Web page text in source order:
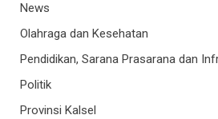
News
Olahraga dan Kesehatan
Pendidikan, Sarana Prasarana dan
Politik
Provinsi Kalsel